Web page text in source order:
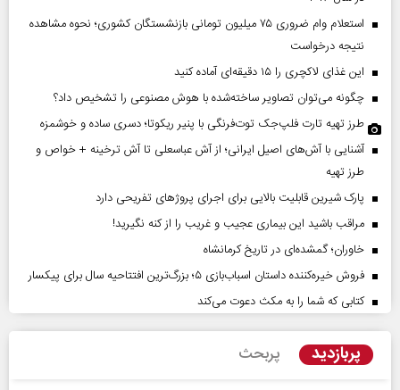
استعلام وام ضروری ۷۵ میلیون تومانی بازنشستگان کشوری؛ نحوه مشاهده
نتیجه درخواست
این غذای لاکچری را ۱۵ دقیقه‌ای آماده کنید
چگونه می‌توان تصاویر ساخته‌شده با هوش مصنوعی را تشخیص داد؟
طرز تهیه تارت فلپ‌جک توت‌فرنگی با پنیر ریکوتا؛ دسری ساده و خوشمزه
آشنایی با آش‌های اصیل ایرانی؛ از آش عباسعلی تا آش ترخینه + خواص و
طرز تهیه
پارک شیرین قابلیت‌ بالایی برای اجرای پروژهای تفریحی دارد
مراقب باشید این بیماری عجیب و غریب را از کنه نگیرید!
خاوران؛ گمشده‌ای در تاریخ کرمانشاه
فروش خیره‌کننده داستان اسباب‌بازی ۵؛ بزرگ‌ترین افتتاحیه سال برای پیکسار
کتابی که شما را به مکث دعوت می‌کند
پربازدید پربحث